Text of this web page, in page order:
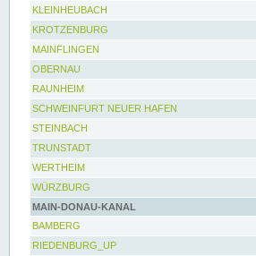
KLEINHEUBACH
KROTZENBURG
MAINFLINGEN
OBERNAU
RAUNHEIM
SCHWEINFURT NEUER HAFEN
STEINBACH
TRUNSTADT
WERTHEIM
WÜRZBURG
MAIN-DONAU-KANAL
BAMBERG
RIEDENBURG_UP